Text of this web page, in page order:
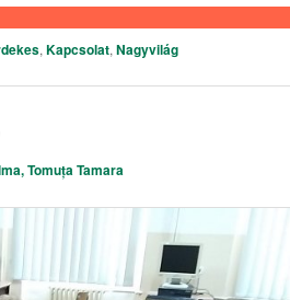
, Kapcsolat, Nagyvilág
Tomuța Tamara